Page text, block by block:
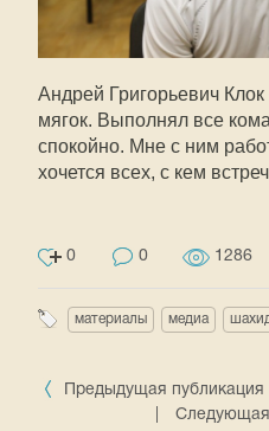
Андрей Григорьевич
мягок. Выполнял все
спокойно. Мне с ним
хочется всех, с кем
0 0 1286
материалы медиа
Предыдущая публикация
Следующая